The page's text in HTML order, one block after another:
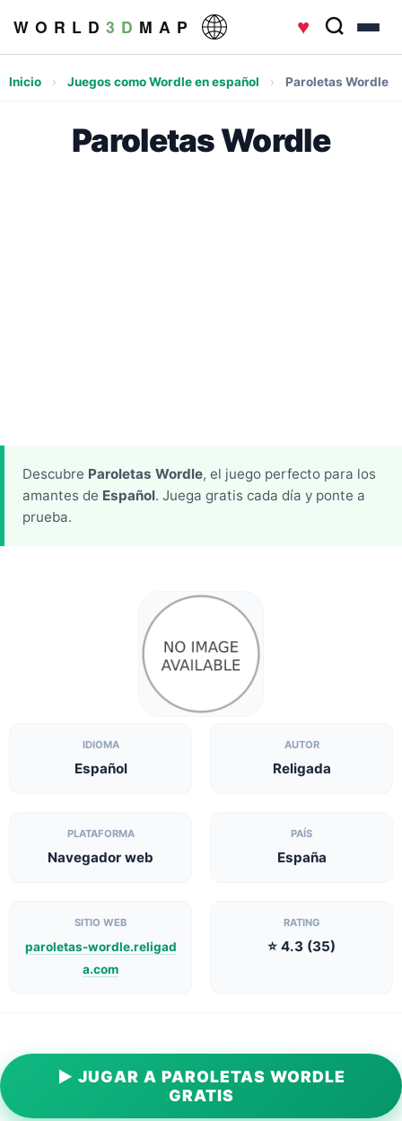
W O R L D 3 D M A P ♥
Inicio › Juegos como Wordle en español › Paroletas Wordle
Paroletas Wordle
Descubre Paroletas Wordle, el juego perfecto para los
amantes de Español. Juega gratis cada día y ponte a
prueba.
IDIOMA
Español
AUTOR
Religada
PLATAFORMA
Navegador web
PAÍS
España
SITIO WEB
paroletas-wordle.religad
a.com
RATING
⭐ 4.3 (35)
▶ JUGAR A PAROLETAS WORDLE
GRATIS